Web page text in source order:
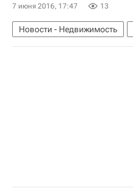
7 июня 2016, 17:47 13
Новости - Недвижимость
ГК "Пионер"
Россия